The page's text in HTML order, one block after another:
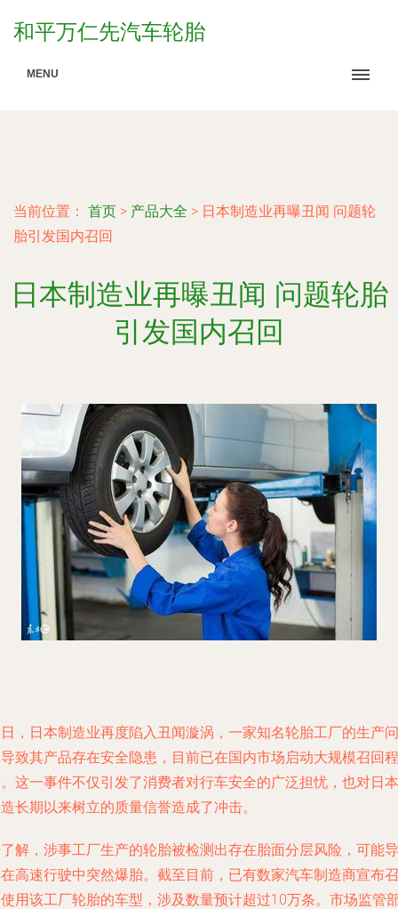
和平万仁先汽车轮胎
MENU
当前位置： 首页 > 产品大全 > 日本制造业再曝丑闻 问题轮
胎引发国内召回
日本制造业再曝丑闻 问题轮胎
引发国内召回
，日本制造业再度陷入丑闻漩涡，一家知名轮胎工厂的生产问
致其产品存在安全隐患，目前已在国内市场启动大规模召回程
这一事件不仅引发了消费者对行车安全的广泛担忧，也对日本
长期以来树立的质量信誉造成了冲击。
解，涉事工厂生产的轮胎被检测出存在胎面分层风险，可能导
高速行驶中突然爆胎。截至目前，已有数家汽车制造商宣布召
用该工厂轮胎的车型，涉及数量预计超过10万条。市场监管